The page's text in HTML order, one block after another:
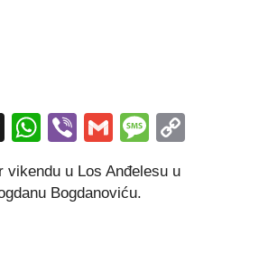
Threads
WhatsApp
ViberGmail
vikendu u Los Anđelesu u
Bogdanoviću.